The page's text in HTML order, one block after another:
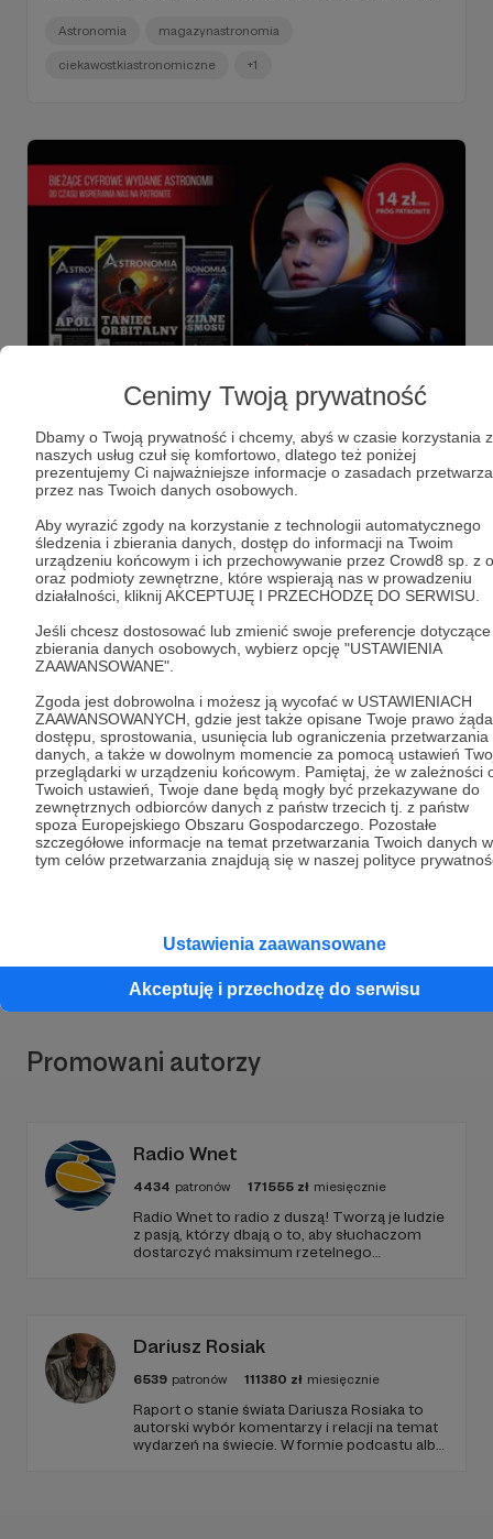
Cenimy Twoją prywatność
Dbamy o Twoją prywatność i chcemy, abyś w czasie korzystania z
naszych usług czuł się komfortowo, dlatego też poniżej
prezentujemy Ci najważniejsze informacje o zasadach
przez nas Twoich danych osobowych.
Aby wyrazić zgody na korzystanie z technologii automatycznego
śledzenia i zbierania danych, dostęp do informacji na Twoim
urządzeniu końcowym i ich przechowywanie przez Crowd8 sp. z
oraz podmioty zewnętrzne, które wspierają nas w prowadzeniu
działalności, kliknij AKCEPTUJĘ I PRZECHODZĘ DO SERWISU.
Jeśli chcesz dostosować lub zmienić swoje preferencje dotyczące
zbierania danych osobowych, wybierz opcję "USTAWIENIA
ZAAWANSOWANE".
Zgoda jest dobrowolna i możesz ją wycofać w USTAWIENIACH
ZAAWANSOWANYCH, gdzie jest także opisane Twoje prawo
dostępu, sprostowania, usunięcia lub ograniczenia przetwarzania
danych, a także w dowolnym momencie za pomocą ustawień
przeglądarki w urządzeniu końcowym. Pamiętaj, że w zależności
Twoich ustawień, Twoje dane będą mogły być przekazywane do
zewnętrznych odbiorców danych z państw trzecich tj. z państw
spoza Europejskiego Obszaru Gospodarczego. Pozostałe
szczegółowe informacje na temat przetwarzania Twoich danych w
tym celów przetwarzania znajdują się w naszej polityce
Ustawienia zaawansowane
Akceptuję i przechodzę do serwisu
społeczności miłośników kosmosu i otrzymaj nie jeden,
nie dwa, ale aż SZEŚĆ numerów naszego
specjalistycznego magazynu astronomicznego
Astronomia magazynastronomia
ciekawostkiastronomiczne +1
Cyfrowy wydanie Astronomii
Bądź na bieżąco!
astronomia magazynastronomia
ciekawostkiastronomiczne +1
Dołącz do grona Patronów!
Wesprzyj działalność Autora Astronomiajuż teraz!
Zostań Patronem
Promowani autorzy
Radio Wnet
4434 patronów 171555 zł miesięcznie
Radio Wnet to radio z duszą! Tworzą je ludzie
z pasją, którzy dbają o to, aby słuchaczom
dostarczyć maksimum rzetelnego
Dariusz Rosiak
6539 patronów 111380 zł miesięcznie
Raport o stanie świata Dariusza Rosiaka to
autorski wybór komentarzy i relacji na temat
wydarzeń na świecie. W formie podcastu albo